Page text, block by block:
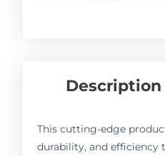
This cutting-edge
durability, and